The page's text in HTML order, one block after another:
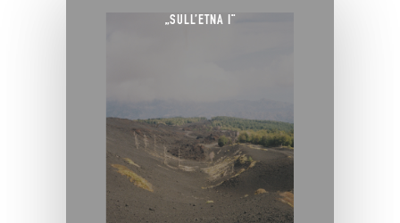
„SULL’ETNA I“